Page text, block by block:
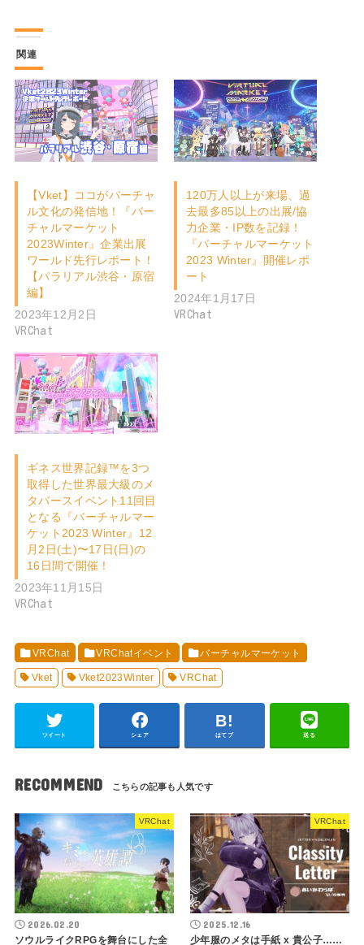
関連
【Vket】ココがバーチャ
ル文化の発信地！『バー
チャルマーケット
2023Winter』企業出展
ワールド先行レポート！
【パラリアル渋谷・原宿
編】
2023年12月2日
VRChat
120万人以上が来場、過
去最多85以上の出展/協
力企業・IP数を記録！
『バーチャルマーケット
2023 Winter』開催レポ
ート
2024年1月17日
VRChat
ギネス世界記録™を3つ
取得した世界最大級のメ
タバースイベント11回目
となる『バーチャルマー
ケット2023 Winter』12
月2日(土)〜17日(日)の
16日間で開催！
2023年11月15日
VRChat
VRChat VRChatイベント バーチャルマーケット
Vket Vket2023Winter VRChat
ツイート シェア はてブ 送る
RECOMMEND
VRChat
2026.02.20
ソウルライクRPGを舞台にした全
VRChat
2025.12.16
少年服のメタは手紙 x 貴公子……